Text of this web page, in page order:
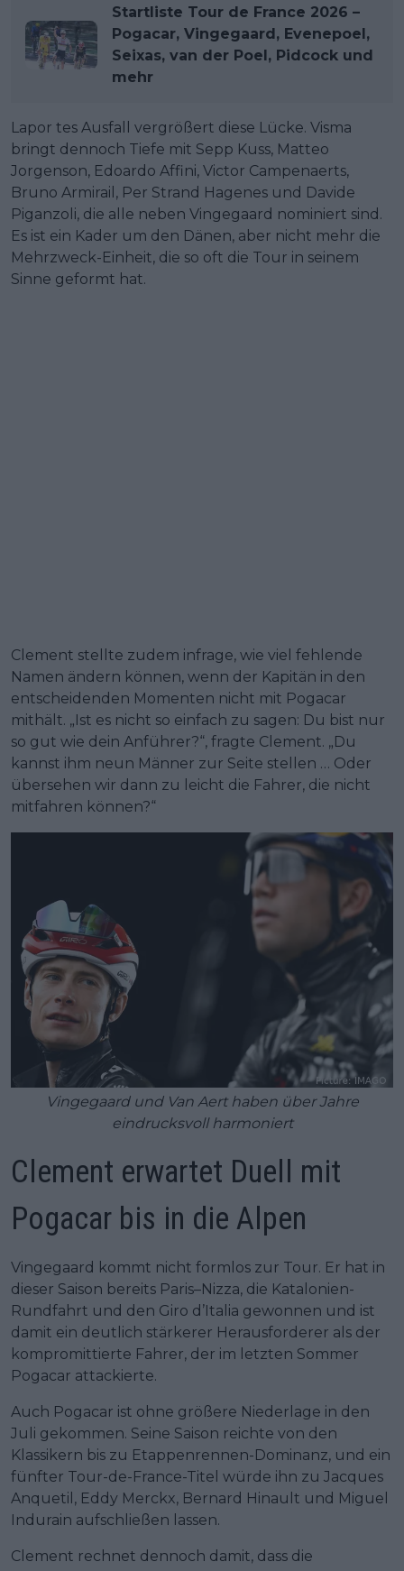
Startliste Tour de France 2026 –
Pogacar, Vingegaard, Evenepoel,
Seixas, van der Poel, Pidcock und
mehr
Lapor tes Ausfall vergrößert diese Lücke. Visma
bringt dennoch Tiefe mit Sepp Kuss, Matteo
Jorgenson, Edoardo Affini, Victor Campenaerts,
Bruno Armirail, Per Strand Hagenes und Davide
Piganzoli, die alle neben Vingegaard nominiert sind.
Es ist ein Kader um den Dänen, aber nicht mehr die
Mehrzweck-Einheit, die so oft die Tour in seinem
Sinne geformt hat.
Clement stellte zudem infrage, wie viel fehlende
Namen ändern können, wenn der Kapitän in den
entscheidenden Momenten nicht mit Pogacar
mithält. „Ist es nicht so einfach zu sagen: Du bist nur
so gut wie dein Anführer?“, fragte Clement. „Du
kannst ihm neun Männer zur Seite stellen … Oder
übersehen wir dann zu leicht die Fahrer, die nicht
mitfahren können?“
Vingegaard und Van Aert haben über Jahre
eindrucksvoll harmoniert
Clement erwartet Duell mit
Pogacar bis in die Alpen
Vingegaard kommt nicht formlos zur Tour. Er hat in
dieser Saison bereits Paris–Nizza, die Katalonien-
Rundfahrt und den Giro d’Italia gewonnen und ist
damit ein deutlich stärkerer Herausforderer als der
kompromittierte Fahrer, der im letzten Sommer
Pogacar attackierte.
Auch Pogacar ist ohne größere Niederlage in den
Juli gekommen. Seine Saison reichte von den
Klassikern bis zu Etappenrennen-Dominanz, und ein
fünfter Tour-de-France-Titel würde ihn zu Jacques
Anquetil, Eddy Merckx, Bernard Hinault und Miguel
Indurain aufschließen lassen.
Clement rechnet dennoch damit, dass die